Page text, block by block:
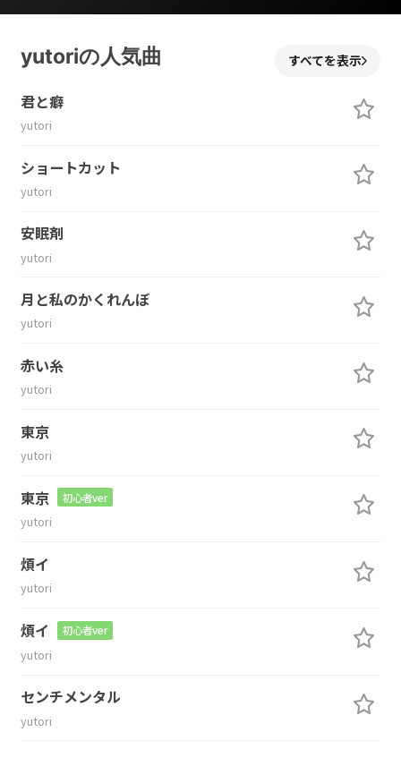
yutoriの人気曲 すべてを表示
君と癖
yutori
ショートカット
yutori
安眠剤
yutori
月と私のかくれんぼ
yutori
赤い糸
yutori
東京
yutori
東京 初心者ver
yutori
煩イ
yutori
煩イ 初心者ver
yutori
センチメンタル
yutori